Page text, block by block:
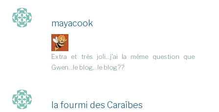
mayacook
Extra et très joli…j’ai la même question que
Gwen…le blog…le blog??
la fourmi des Caraïbes